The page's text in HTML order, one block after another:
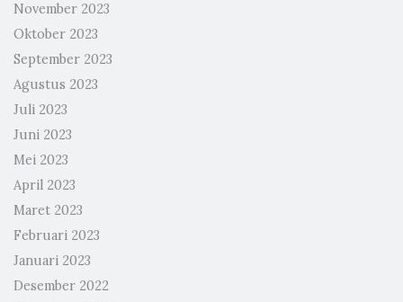
November 2023
Oktober 2023
September 2023
Agustus 2023
Juli 2023
Juni 2023
Mei 2023
April 2023
Maret 2023
Februari 2023
Januari 2023
Desember 2022